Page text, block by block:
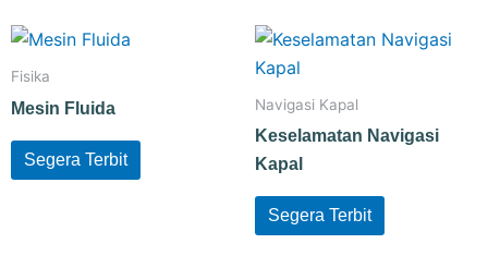
Fisika
Mesin Fluida
Segera Terbit
Navigasi Kapal
Keselamatan Navigasi
Kapal
Segera Terbit